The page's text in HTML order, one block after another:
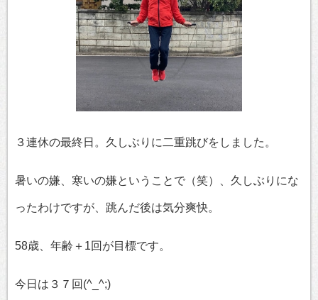
３連休の最終日。久しぶりに二重跳びをしました。
暑いの嫌、寒いの嫌ということで（笑）、久しぶりにな
ったわけですが、跳んだ後は気分爽快。
58歳、年齢＋1回が目標です。
今日は３７回(^_^;)